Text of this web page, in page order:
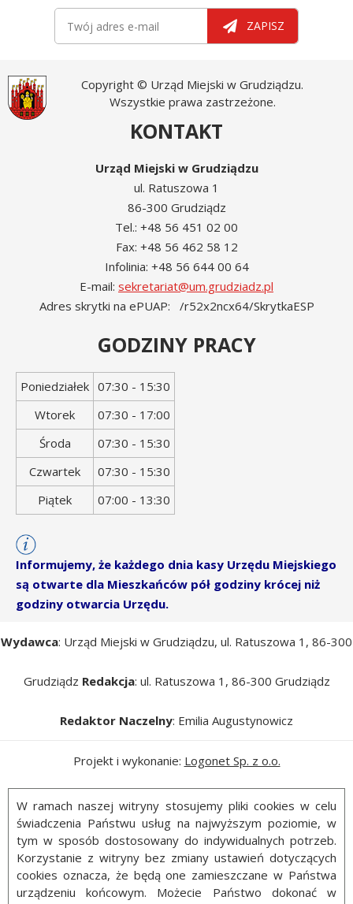
ZAPISZ
Copyright © Urząd Miejski w Grudziądzu.
Wszystkie prawa zastrzeżone.
KONTAKT
Urząd Miejski w Grudziądzu
ul. Ratuszowa 1
86-300 Grudziądz
Tel.: +48 56 451 02 00
Fax: +48 56 462 58 12
Infolinia: +48 56 644 00 64
E-mail: sekretariat@um.grudziadz.pl
Adres skrytki na ePUAP: /r52x2ncx64/SkrytkaESP
GODZINY PRACY
Dzień
tygodnia
Godziny
otwarcia
Poniedziałek 07:30 - 15:30
Wtorek
07:30 - 17:00
Środa
07:30 - 15:30
Czwartek
07:30 - 15:30
Piątek
07:00 - 13:30
Informujemy, że każdego dnia kasy Urzędu Miejskiego
są otwarte dla Mieszkańców pół godziny krócej niż
godziny otwarcia Urzędu.
Wydawca: Urząd Miejski w Grudziądzu, ul. Ratuszowa 1, 86-300
Grudziądz Redakcja: ul. Ratuszowa 1, 86-300 Grudziądz
Redaktor Naczelny: Emilia Augustynowicz
Projekt i wykonanie: Logonet Sp. z o.o.
W ramach naszej witryny stosujemy pliki cookies w celu
świadczenia Państwu usług na najwyższym poziomie, w
tym w sposób dostosowany do indywidualnych potrzeb.
Korzystanie z witryny bez zmiany ustawień dotyczących
cookies oznacza, że będą one zamieszczane w Państwa
urządzeniu końcowym. Możecie Państwo dokonać w